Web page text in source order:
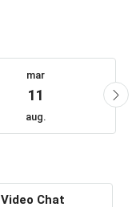
mar
11
aug.
Video Chat